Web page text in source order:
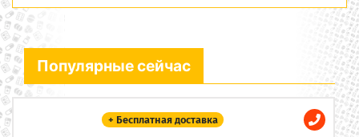
Популярные сейчас
+ Бесплатная доставка